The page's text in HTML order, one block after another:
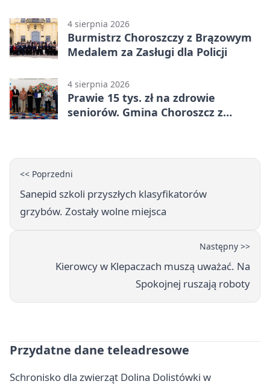
4 sierpnia 2026
Burmistrz Choroszczy z Brązowym
Medalem za Zasługi dla Policji
4 sierpnia 2026
Prawie 15 tys. zł na zdrowie
seniorów. Gmina Choroszcz z
<< Poprzedni
Sanepid szkoli przyszłych klasyfikatorów
grzybów. Zostały wolne miejsca
Następny >>
Kierowcy w Klepaczach muszą uważać. Na
Spokojnej ruszają roboty
Przydatne dane teleadresowe
Schronisko dla zwierząt Dolina Dolistówki w